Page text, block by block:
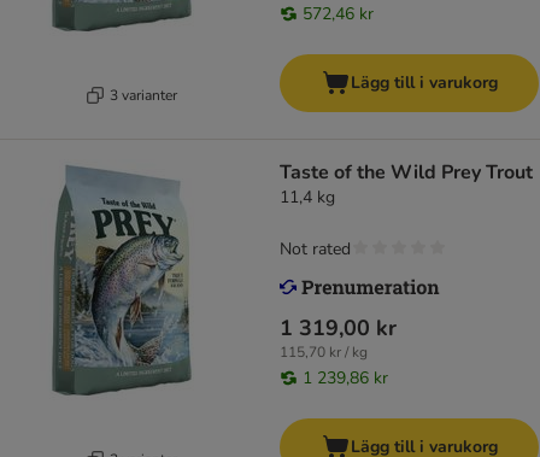
3 varianter
572,46 kr
Lägg till i varukorg
Taste of the Wild Prey Trout
11,4 kg
1 319,00 kr
115,70 kr / kg
1 239,86 kr
Not rated
Lägg till i varukorg